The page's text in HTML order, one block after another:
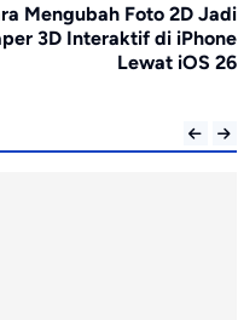
Mengubah Foto 2D Jadi
3D Interaktif di iPhone
Lewat iOS 26